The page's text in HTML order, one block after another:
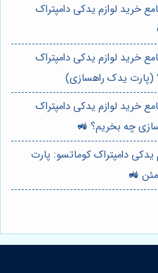
خرید لوازم یدکی دامپتراک
خرید لوازم یدکی دامپتراک
(پارت یدک راهسازی)
خرید لوازم یدکی دامپتراک
چه بخریم؟ 🚜
یدکی دامپتراک کوماتسو: پارت
🚜